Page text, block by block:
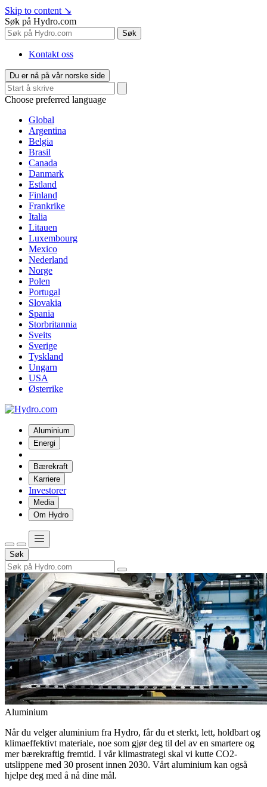
Skip to content ↘
Søk på Hydro.com
Søk
Kontakt oss
Du er nå på vår norske side
Choose preferred language
Global
Argentina
Belgia
Brasil
Canada
Danmark
Estland
Finland
Frankrike
Italia
Litauen
Luxembourg
Mexico
Nederland
Norge
Polen
Portugal
Slovakia
Spania
Storbritannia
Sveits
Sverige
Tyskland
Ungarn
USA
Østerrike
Aluminium
Energi
Bærekraft
Karriere
Investorer
Media
Om Hydro
Søk
Aluminium
Når du velger aluminium fra Hydro, får du et sterkt, lett, holdbart og
klimaeffektivt materiale, noe som gjør deg til del av en smartere og
mer bærekraftig fremtid. I vår klimastrategi skal vi kutte CO2-
utslippene med 30 prosent innen 2030. Vårt aluminium kan også
hjelpe deg med å nå dine mål.